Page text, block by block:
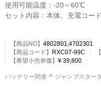
使用可能温度：-20～60℃
セット内容：本体、充電コー
【商品NO】 4802801,4702301
【商品コード】 RXC07-99C
【希望小売単価】 ¥ 39,800
バッテリー関連 ジャンプスター